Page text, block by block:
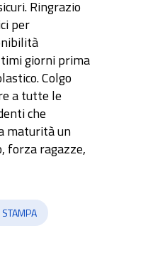
Ringrazio
per
giorni prima
Colgo
a tutte le
che
maturità un
forza ragazze,